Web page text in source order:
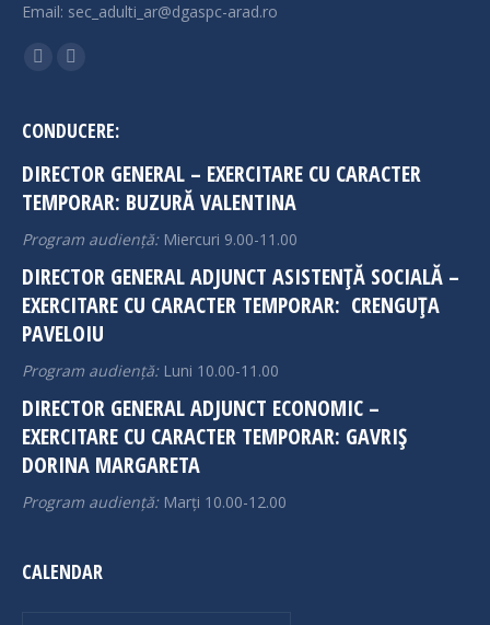
Email: sec_adulti_ar@dgaspc-arad.ro
Find us on:
opens
new
window
opens
new
window
CONDUCERE:
DIRECTOR GENERAL – EXERCITARE CU CARACTER
TEMPORAR: BUZURĂ VALENTINA
Program audiență: Miercuri 9.00-11.00
DIRECTOR GENERAL ADJUNCT ASISTENȚĂ SOCIALĂ –
EXERCITARE CU CARACTER TEMPORAR: CRENGUȚA
PAVELOIU
Program audiență: Luni 10.00-11.00
DIRECTOR GENERAL ADJUNCT ECONOMIC –
EXERCITARE CU CARACTER TEMPORAR: GAVRIȘ
DORINA MARGARETA
Program audiență: Marți 10.00-12.00
CALENDAR